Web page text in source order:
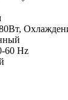
60 Hz